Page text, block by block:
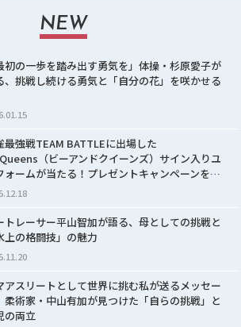
NEW
初の一歩を踏み出す勇気を」体操・杉原愛子が
、挑戦し続ける勇気と「自分の花」を咲かせる
最強戦TEAM BATTLEに出場した
（ビーアンドクイーンズ）サイン入りユ
ォームが当たる！プレゼントキャンペーンを…
トレーサー平山智加が語る、母としての挑戦と
上の格闘技」の魅力
アスリートとして世界に挑む私が送るメッセー
柔術家・中山有加が見つけた「自らの挑戦」と
の両立